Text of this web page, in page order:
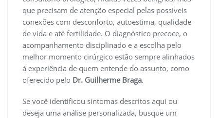
que precisam de atenção especial pelas possíveis
conexões com desconforto, autoestima, qualidade
de vida e até fertilidade. O diagnóstico precoce, o
acompanhamento disciplinado e a escolha pelo
melhor momento cirúrgico estão sempre alinhados
à experiência de quem entende do assunto, como
oferecido pelo Dr. Guilherme Braga.
Se você identificou sintomas descritos aqui ou
deseja uma análise personalizada, busque um